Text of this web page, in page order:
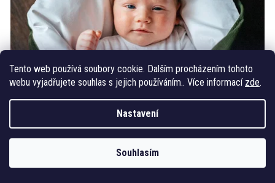
Tento web používá soubory cookie. Dalším procházením tohoto
webu vyjadřujete souhlas s jejich používáním.. Více informací zde.
Nastavení
Souhlasím